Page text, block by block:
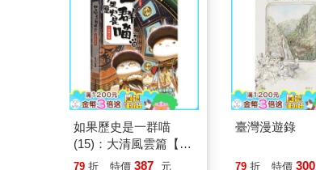
如果歷史是一群喵
(15)：大清風雲篇【萌
貓漫畫學歷史】
79 折 特價 387 元
臺灣漫遊錄
79 折 特價 300